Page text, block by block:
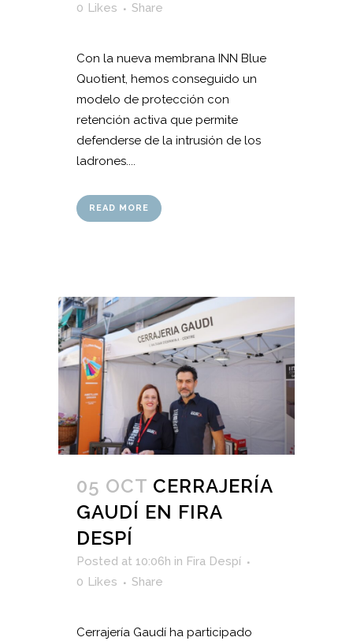
0 Likes Share
Con la nueva membrana INN Blue
Quotient, hemos conseguido un
modelo de protección con
retención activa que permite
defenderse de la intrusión de los
ladrones....
READ MORE
05 OCT CERRAJERÍA
GAUDÍ EN FIRA
DESPÍ
Posted at 10:06h in Fira Despí
0 Likes Share
Cerrajería Gaudí ha participado